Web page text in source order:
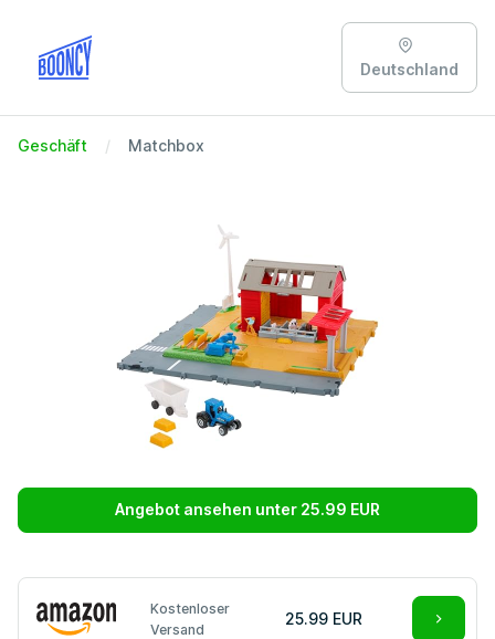
Deutschland
Geschäft Matchbox
Angebot ansehen unter 25.99 EUR
Kostenloser
Versand
25.99 EUR